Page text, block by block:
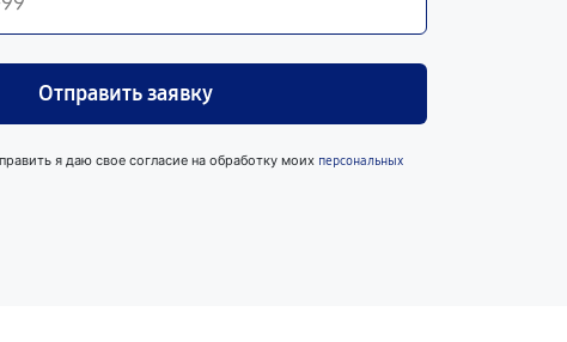
Отправить заявку
я даю свое согласие на обработку моих персональных